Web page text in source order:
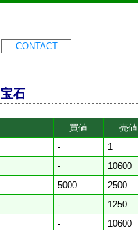
CONTACT
宝石
買値 売値
- 1
- 10600
5000 2500
- 1250
- 10600